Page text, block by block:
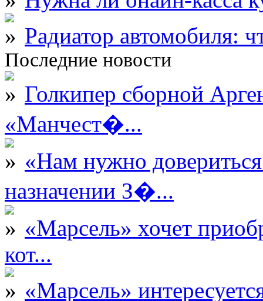
Радиатор автомобиля:
Последние новости
Голкипер сборной
«Манчест�...
«Нам нужно
назначении З�...
«Марсель» хочет
кот...
«Марсель»